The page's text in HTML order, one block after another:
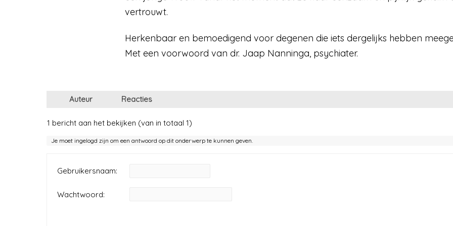
vertrouwt.
Herkenbaar en bemoedigend voor degenen die iets dergelijks hebben
Met een voorwoord van dr. Jaap Nanninga, psychiater.
Auteur Reacties
1 bericht aan het bekijken (van in totaal 1)
Je moet ingelogd zijn om een antwoord op dit onderwerp te kunnen geven.
Gebruikersnaam:
Wachtwoord: